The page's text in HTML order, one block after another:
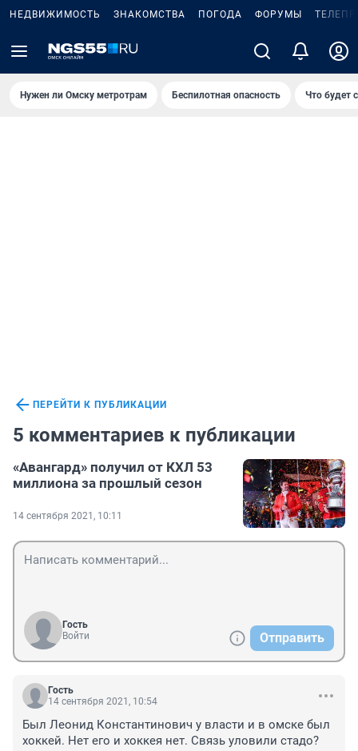
НЕДВИЖИМОСТЬ ЗНАКОМСТВА ПОГОДА ФОРУМЫ
Нужен ли Омску метротрам Беспилотная опасность Что будет
ПЕРЕЙТИ К ПУБЛИКАЦИИ
5 комментариев к публикации
«Авангард» получил от КХЛ 53
миллиона за прошлый сезон
14 сентября 2021, 10:11
Гость
Войти
Отправить
Гость
14 сентября 2021, 10:54
Был Леонид Константинович у власти и в омске был
хоккей. Нет его и хоккея нет. Связь уловили стадо?